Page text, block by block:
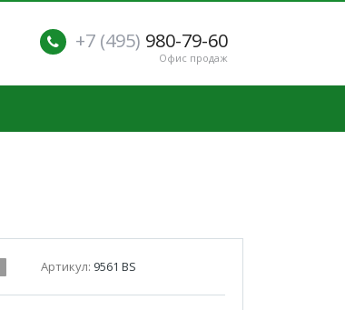
+7 (495) 980-79-60
Офис продаж
Артикул: 9561 BS